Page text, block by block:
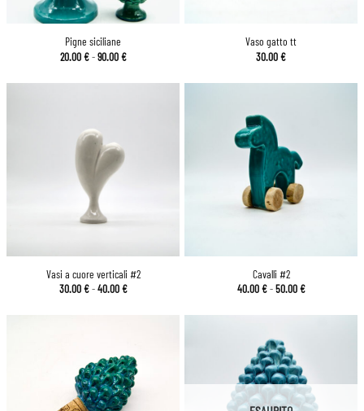
Pigne siciliane
20.00€ - 90.00€Fascia
da
Vaso gatto tt
30.00€
Vasi a cuore verticali #2
30.00€ - 40.00€Fascia
Cavalli #2
40.00€ - 50.00€Fascia
da